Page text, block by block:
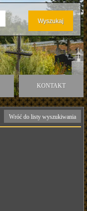
KONTAKT
Wróć do listy wyszukiwania